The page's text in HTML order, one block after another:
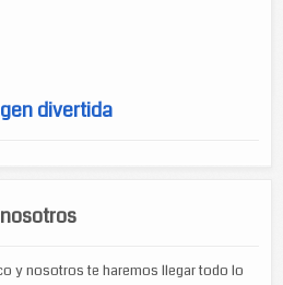
divertida
y nosotros te haremos llegar todo lo